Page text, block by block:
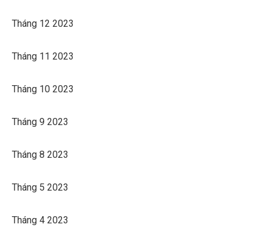
Tháng 12 2023
Tháng 11 2023
Tháng 10 2023
Tháng 9 2023
Tháng 8 2023
Tháng 5 2023
Tháng 4 2023